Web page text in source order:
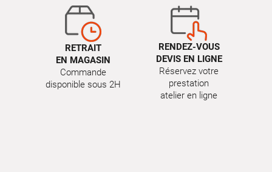
RETRAIT
EN MAGASIN
Commande
disponible sous 2H
RENDEZ-VOUS
DEVIS EN LIGNE
Réservez votre
prestation
atelier en ligne